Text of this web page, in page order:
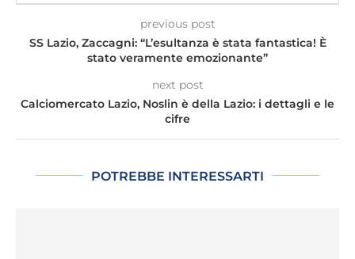
previous post
SS Lazio, Zaccagni: “L’esultanza è stata fantastica! È
stato veramente emozionante”
next post
Calciomercato Lazio, Noslin è della Lazio: i dettagli e le
cifre
POTREBBE INTERESSARTI